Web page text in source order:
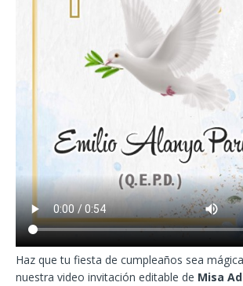
Haz que tu fiesta de cumpleaños sea
nuestra video invitación editable de Misa